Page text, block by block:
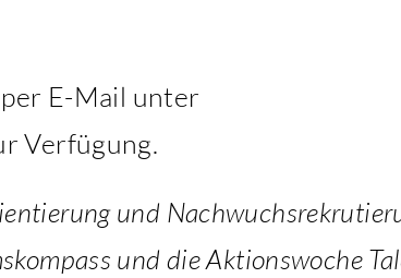
E-Mail unter
Verfügung.
und
und die Aktionswoche